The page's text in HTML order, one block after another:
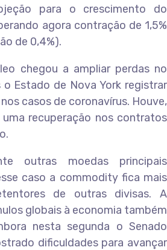
para o crescimento do
agora contração de 1,5%
de 0,4%).
chegou a ampliar perdas no
Estado de Nova York registrar
casos de coronavírus. Houve,
recuperação nos contratos
outras moedas principais
caso a commodity fica mais
de outras divisas. A
globais à economia também
nesta segunda o Senado
dificuldades para avançar